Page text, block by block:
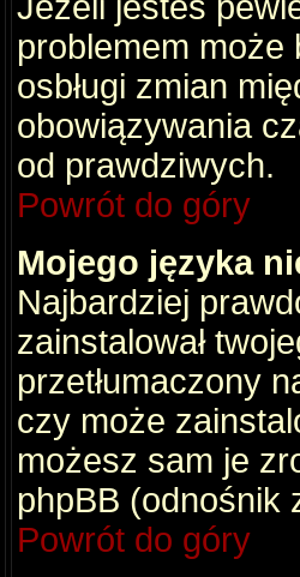
problemem może
osbługi zmian
obowiązywania
od prawdziwych.
Powrót do góry
Mojego języka
Najbardziej
zainstalował
przetłumaczony
czy może
możesz sam je
phpBB (odnośnik
Powrót do góry